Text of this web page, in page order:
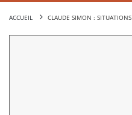
ACCUEIL CLAUDE SIMON : SITUATIONS